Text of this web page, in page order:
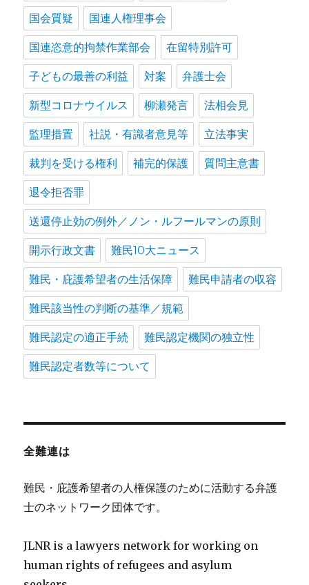
国会質疑 国連人権理事会
国連恣意的拘禁作業部会 在留特別許可
子どもの最善の利益 対案 弁護士会
新型コロナウイルス 柳瀬発言 法相会見
監理措置 社説・有識者意見等 立法事実
裁判を受ける権利 補完的保護 質問主意書
退令拒否罪
送還停止効の例外／ノン・ルフールマンの原則
開示行政文書 難民10大ニュース
難民・庇護希望者の生活保障 難民申請者の収容
難民該当性の判断の基準／規範
難民認定の適正手続 難民認定機関の独立性
難民認定者数等について
全難連は
難民・庇護希望者の人権保護のために活動する弁護
士のネットワーク団体です。
JLNR is a lawyers network for working on
human rights of refugees and asylum